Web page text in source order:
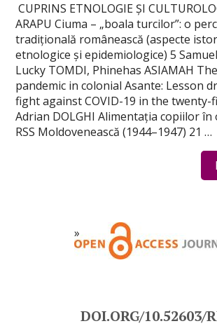
CUPRINS ETNOLOGIE ȘI
ARAPU Ciuma – „boala turcilor”: o
tradițională românească (aspecte
etnologice și epidemiologice) 5
Lucky TOMDI, Phinehas ASIAMAH
pandemic in colonial Asante: Lesson
fight against COVID-19 in the twenty-
Adrian DOLGHI Alimentația copiilor
RSS Moldovenească (1944–1947) 21 …
DOI.ORG/10.52603/